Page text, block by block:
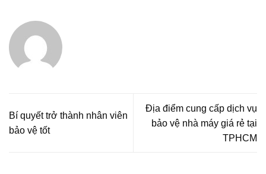
Bí quyết trở thành nhân viên
bảo vệ tốt
Địa điểm cung cấp dịch vụ
bảo vệ nhà máy giá rẻ tại
TPHCM